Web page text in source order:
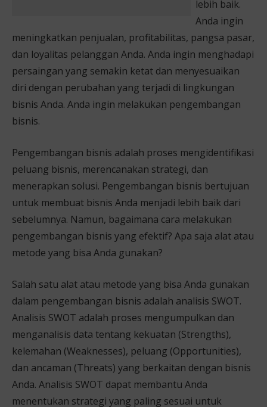
lebih baik.
Anda ingin
meningkatkan penjualan, profitabilitas, pangsa pasar,
dan loyalitas pelanggan Anda. Anda ingin menghadapi
persaingan yang semakin ketat dan menyesuaikan
diri dengan perubahan yang terjadi di lingkungan
bisnis Anda. Anda ingin melakukan pengembangan
bisnis.
Pengembangan bisnis adalah proses mengidentifikasi
peluang bisnis, merencanakan strategi, dan
menerapkan solusi. Pengembangan bisnis bertujuan
untuk membuat bisnis Anda menjadi lebih baik dari
sebelumnya. Namun, bagaimana cara melakukan
pengembangan bisnis yang efektif? Apa saja alat atau
metode yang bisa Anda gunakan?
Salah satu alat atau metode yang bisa Anda gunakan
dalam pengembangan bisnis adalah analisis SWOT.
Analisis SWOT adalah proses mengumpulkan dan
menganalisis data tentang kekuatan (Strengths),
kelemahan (Weaknesses), peluang (Opportunities),
dan ancaman (Threats) yang berkaitan dengan bisnis
Anda. Analisis SWOT dapat membantu Anda
menentukan strategi yang paling sesuai untuk